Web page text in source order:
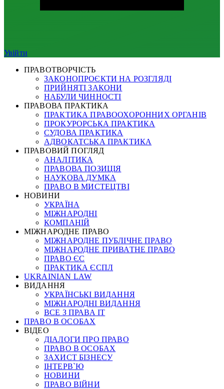
Увійти
ПРАВОТВОРЧІСТЬ
ЗАКОНОПРОЄКТИ НА РОЗГЛЯДІ
ПРИЙНЯТІ ЗАКОНИ
НАБУЛИ ЧИННОСТІ
ПРАВОВА ПРАКТИКА
ПРАКТИКА ПРАВООХОРОННИХ ОРГАНІВ
ПРОКУРОРСЬКА ПРАКТИКА
СУДОВА ПРАКТИКА
АДВОКАТСЬКА ПРАКТИКА
ПРАВОВИЙ ПОГЛЯД
АНАЛІТИКА
ПРАВОВА ПОЗИЦІЯ
НАУКОВА ДУМКА
ПРАВО В МИСТЕЦТВІ
НОВИНИ
УКРАЇНА
МІЖНАРОДНІ
КОМПАНІЙ
МІЖНАРОДНЕ ПРАВО
МІЖНАРОДНЕ ПУБЛІЧНЕ ПРАВО
МІЖНАРОДНЕ ПРИВАТНЕ ПРАВО
ПРАВО ЄС
ПРАКТИКА ЄСПЛ
UKRAINIAN LAW
ВИДАННЯ
УКРАЇНСЬКІ ВИДАННЯ
МІЖНАРОДНІ ВИДАННЯ
ВСЕ З ПРАВА ІТ
ПРАВО В ОСОБАХ
ВІДЕО
ДІАЛОГИ ПРО ПРАВО
ПРАВО В ОСОБАХ
ЗАХИСТ БІЗНЕСУ
ІНТЕРВ`Ю
НОВИНИ
ПРАВО ВІЙНИ